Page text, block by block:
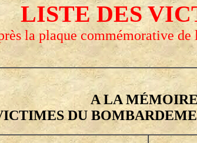
LISTE DES
la plaque commémorative
A LA
DU